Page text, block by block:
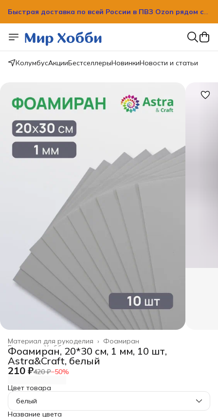
Быстрая доставка по всей России в ПВЗ Ozon рядом с
Быстрая доставка по всей России в ПВЗ Ozon рядом с
вашим домом!
КолумбусАкцииБестселлерыНовинкиНовости и статьи
Фоамиран
Материал для рукоделия ›
Хобби и творчество
Главная ›
Фоамиран, 20*30 см, 1 мм, 10 шт,
Astra&Craft, белый
210 ₽420 ₽−50%
Цвет товара
белый
Название цвета